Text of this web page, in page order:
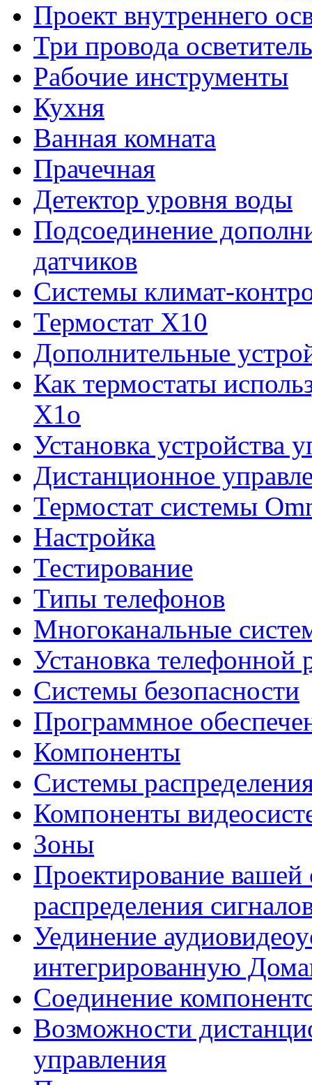
Проект внутреннего
Три провода
Рабочие инструменты
Кухня
Ванная комната
Прачечная
Детектор уровня воды
Подсоединение
датчиков
Системы климат-
Термостат Х10
Дополнительные
Как термостаты
Х1о
Установка устройства
Дистанционное
Термостат системы
Настройка
Тестирование
Типы телефонов
Многоканальные
Установка телефонной
Системы безопасности
Программное
Компоненты
Системы
Компоненты
Зоны
Проектирование вашей
распределения
Уединение
интегрированную
Соединение
Возможности
управления